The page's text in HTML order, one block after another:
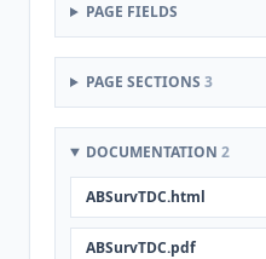
PAGE FIELDS
PAGE SECTIONS 3
DOCUMENTATION 2
ABSurvTDC.html
ABSurvTDC.pdf